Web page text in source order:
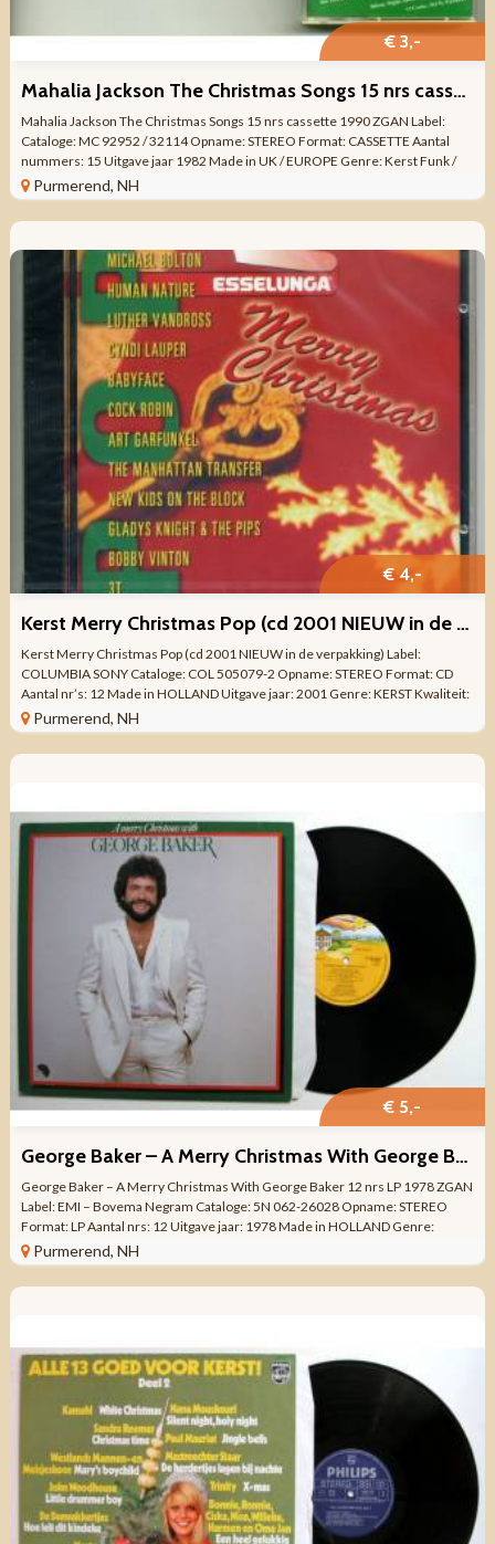
€ 3,-
Mahalia Jackson ‎The Christmas Songs 15 nrs cassette 1990 ZGAN
Mahalia Jackson ‎The Christmas Songs 15 nrs cassette 1990 ZGAN Label:
Cataloge: MC 92952 / 32114 Opname: STEREO Format: CASSETTE Aantal
nummers: 15 Uitgave jaar 1982 Made in UK / EUROPE Genre: Kerst Funk /
Soul, Gospel ...
Purmerend, NH
€ 4,-
Kerst Merry Christmas Pop (cd 2001 NIEUW in de verpakking)
Kerst Merry Christmas Pop (cd 2001 NIEUW in de verpakking) Label:
COLUMBIA SONY Cataloge: COL 505079-2 Opname: STEREO Format: CD
Aantal nr’s: 12 Made in HOLLAND Uitgave jaar: 2001 Genre: KERST Kwaliteit:
NIEUW IN DE ...
Purmerend, NH
€ 5,-
George Baker – A Merry Christmas With George Baker 12 nrs LP
George Baker – A Merry Christmas With George Baker 12 nrs LP 1978 ZGAN
Label: EMI – Bovema Negram Cataloge: 5N 062-26028 Opname: STEREO
Format: LP Aantal nrs: 12 Uitgave jaar: 1978 Made in HOLLAND Genre:
KERST POP ...
Purmerend, NH